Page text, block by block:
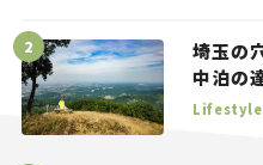
埼玉の
中泊の
Lifestyle